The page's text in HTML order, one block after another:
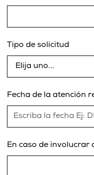
Tipo de solicitud
Fecha de la atención
En caso de involucrar